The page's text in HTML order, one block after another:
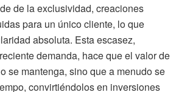
de la exclusividad, creaciones
para un único cliente, lo que
absoluta. Esta escasez,
demanda, hace que el valor de
se mantenga, sino que a menudo se
convirtiéndolos en inversiones